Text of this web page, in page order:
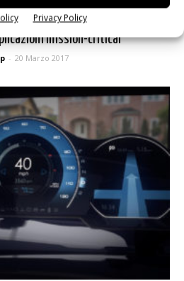
Privacy Policy
mission-critical
- 20 Marzo 2017